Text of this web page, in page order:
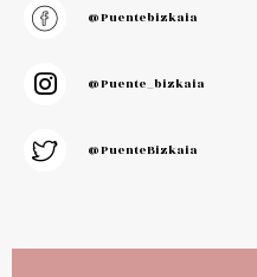
@puentebizkaia
@puente_bizkaia
@PuenteBizkaia